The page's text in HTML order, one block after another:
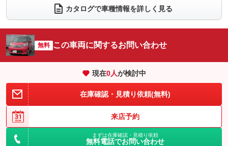
電動リアゲート フロントカメラ
：装備なし
：装備なし ：装備なし
サイドカメラ
：装備なし ルーフレール
：装備なし
：装備なし
：装備なし
カタログで車種情報を詳しく見る
無料 この車両に関するお問い合わせ
現在0人が検討中
在庫確認・見積り依頼(無料)
来店予約
まずは在庫確認・見積り依頼
無料電話でお問い合わせ